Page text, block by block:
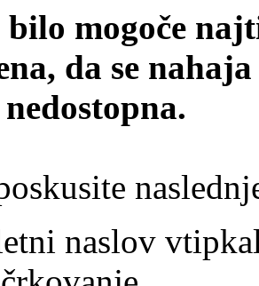
mogoče
da se
naslov